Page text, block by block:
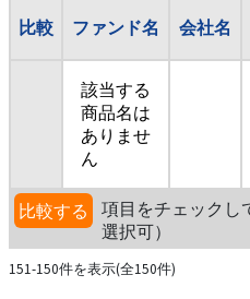
比較 ファンド名 会社名
該当する
商品名は
ありませ
ん
比較する
項目をチェックし
選択可）
151-150件を表示(全150件)